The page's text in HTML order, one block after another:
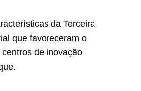
da Terceira
que favoreceram o
de inovação